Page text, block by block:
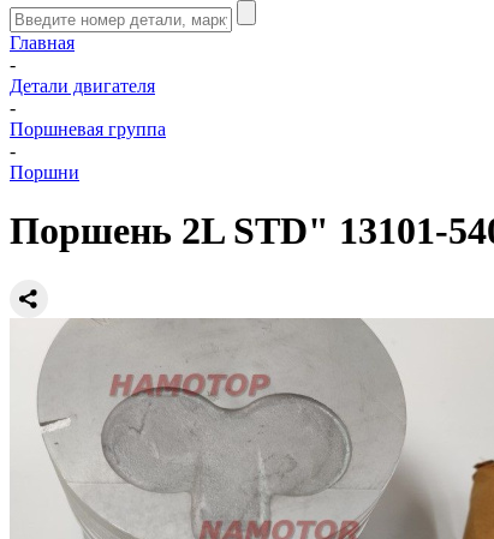
Главная
-
Детали двигателя
-
Поршневая группа
-
Поршни
Поршень 2L STD" 13101-